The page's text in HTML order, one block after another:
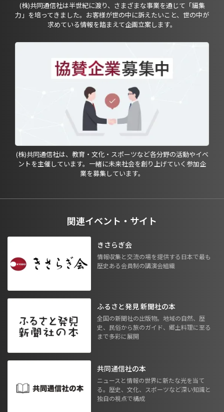
(株)共同通信社は半世紀に渡り、さまざまな事業を通じて「編集
力」を培ってきました。お客様が世の中に訴えたいこと、世の中が
求めている情報を踏まえて企画立案します。
(株)共同通信社は、教育・文化・スポーツなど各分野の活動やイベ
ントを主催しています。一緒に未来社会を創り上げていく参加企
業を募集しています。
関連イベント・サイト
きさらぎ会
情報収集と交流の場を提供する日本で最も
歴史ある会員制の講演会組織
ふるさと発見 新聞社の本
全国の新聞社の出版物。地域の自然、歴
史、民俗から旅のガイド、郷土料理に至る
まで多彩に展開
共同通信社の本
ニュースと情報の世界に新たな光を当て
る。歴史、文化、スポーツなど深い知識と
独自の視点で構成